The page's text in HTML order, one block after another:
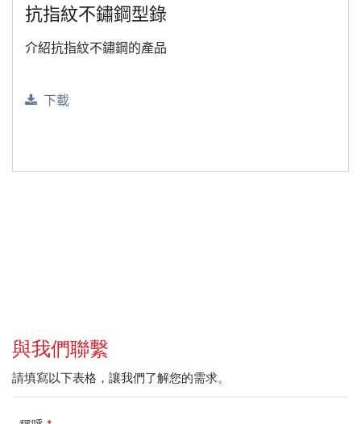
抗指紋不鏽鋼型錄
介紹抗指紋不鏽鋼的產品
下載